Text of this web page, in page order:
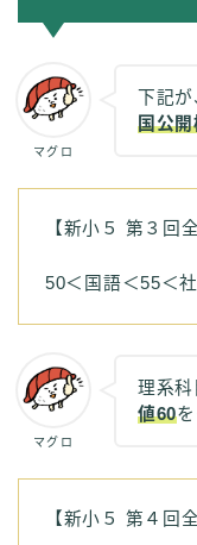
マグロ
下記
国公
【新小５ 第３回
50＜国語＜55＜
マグロ
理系
値60
【新小５ 第４回